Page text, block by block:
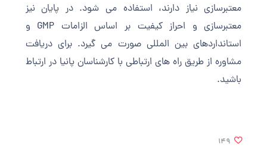
معتبرسازی نیاز دارند، استفاده می شود. در پایان نیز
معتبرسازی و احراز کیفیت بر اساس الزامات GMP و
استانداردهای بین المللی صورت می گیرد. برای دریافت
مشاوره از طریق راه های ارتباطی با کارشناسان پانیا در ارتباط
باشید.
149